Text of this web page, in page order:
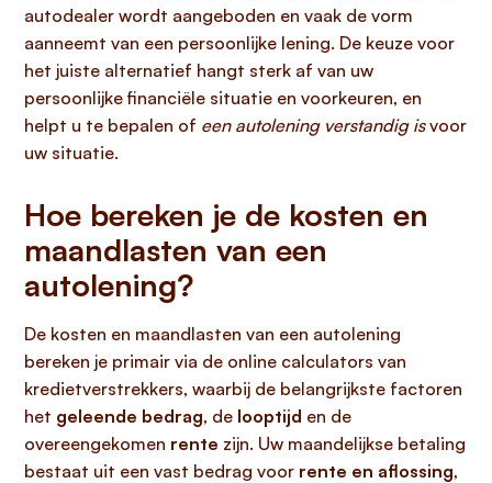
autodealer wordt aangeboden en vaak de vorm
aanneemt van een persoonlijke lening. De keuze voor
het juiste alternatief hangt sterk af van uw
persoonlijke financiële situatie en voorkeuren, en
helpt u te bepalen of een autolening verstandig isvoor
uw situatie.
Hoe bereken je de kosten en
maandlasten van een
autolening?
De kosten en maandlasten van een autolening
bereken je primair via de online calculators van
kredietverstrekkers, waarbij de belangrijkste factoren
het geleende bedrag, de looptijd en de
overeengekomen rente zijn. Uw maandelijkse betaling
bestaat uit een vast bedrag voor rente en aflossing,